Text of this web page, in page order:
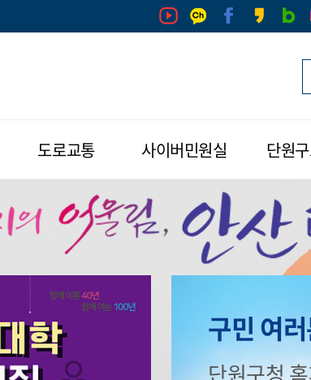
도로교통 사이버민원실 단원
구민여
단원구청